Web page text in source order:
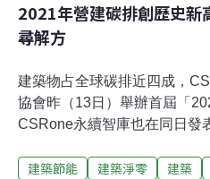
2021年營建碳排創歷史新
尋解方
建築物占全球碳排近四成，
協會昨（13日）舉辦首屆「
CSRone永續智庫也在同日發
業進行分析。台灣、香港、新
建築節能 建築淨零 建築